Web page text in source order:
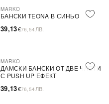
MARKO
БАНСКИ TEONA В СИНЬО
39,13€76,54 ЛВ.
MARKO
ДАМСКИ БАНСКИ ОТ ДВЕ ЧАСТИ
С PUSH UP ЕФЕКТ
39,13€76,54 ЛВ.